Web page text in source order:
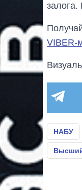
залога.
VIBER-
НАБУ